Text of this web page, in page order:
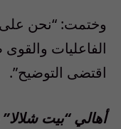
وختمت: “نحن على
الفاعليات
اقتضى التوضيح”.
أهالي “بيت